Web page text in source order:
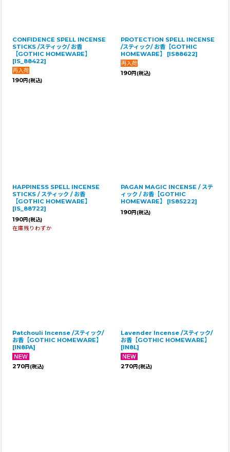
CONFIDENCE SPELL INCENSE
STICKS /スティック/ お香
【GOTHIC HOMEWARE】
[IS_88422]
190円 (税込)
PROTECTION SPELL INCENSE
/スティック/ お香【GOTHIC
HOMEWARE】
[IS88622]
190円 (税込)
HAPPINESS SPELL INCENSE
STICKS / スティック / お香
【GOTHIC HOMEWARE】
[IS_88722]
190円 (税込)
在庫残りわずか
PAGAN MAGIC INCENSE / ステ
ィック / お香【GOTHIC
HOMEWARE】
[IS85222]
190円 (税込)
Patchouli Incense /スティック/
お香【GOTHIC HOMEWARE】
[IN8PA]
270円 (税込)
Lavender Incense /スティック/
お香【GOTHIC HOMEWARE】
[IN8L]
270円 (税込)